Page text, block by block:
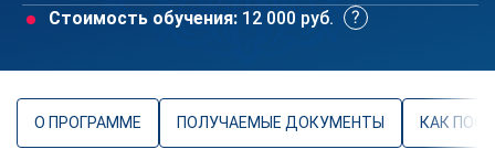
Стоимость обучения: 12 000 руб.
О ПРОГРАММЕ ПОЛУЧАЕМЫЕ ДОКУМЕНТЫ КАК